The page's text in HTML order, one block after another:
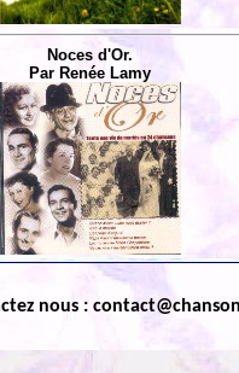
Noces d'Or.
Par Renée Lamy
nous :